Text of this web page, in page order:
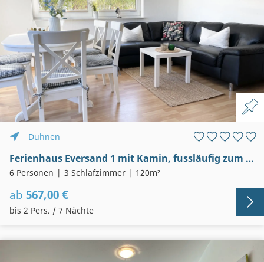
Duhnen
Ferienhaus Eversand 1 mit Kamin, fussläufig zum Strand in Duhnen
6 Personen 3 Schlafzimmer 120m²
ab 567,00 €
bis 2 Pers. / 7 Nächte